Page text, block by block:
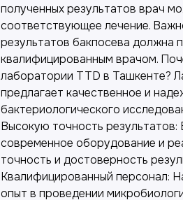
полученных результатов врач
соответствующее лечение.
результатов бакпосева должна
квалифицированным врачом.
лаборатории TTD в Ташкенте?
предлагает качественное и
бактериологического
Высокую точность
современное оборудование и
точность и достоверность
Квалифицированный персонал:
опыт в проведении